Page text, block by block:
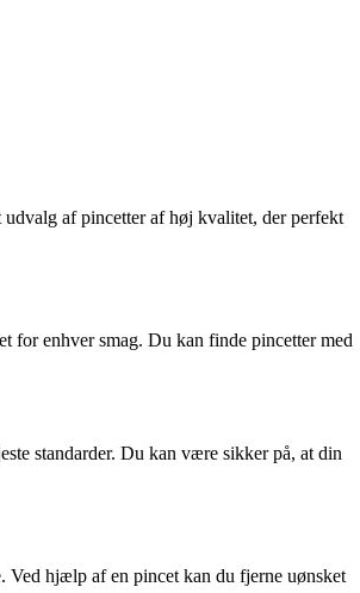
af pincetter af høj kvalitet, der perfekt
for enhver smag. Du kan finde pincetter med
standarder. Du kan være sikker på, at din
Ved hjælp af en pincet kan du fjerne uønsket